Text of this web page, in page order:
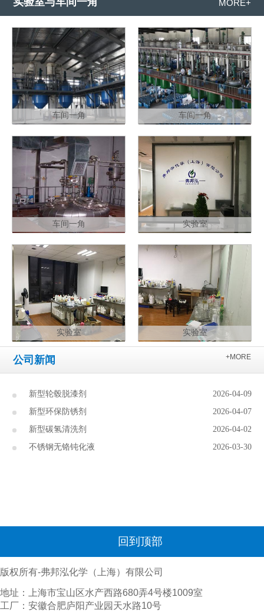
MORE+
车间一角 车间一角
车间一角 实验室
实验室 实验室
+MORE
公司新闻
2026-04-09
新型轮毂脱漆剂
2026-04-07
新型环保防锈剂
2026-04-02
新型碳氢清洗剂
2026-03-30
不锈钢无铬钝化液
回到顶部
版权所有-弗邦泓化学（上海）有限公司
地址：上海市宝山区水产西路680弄4号楼1009室
工厂：安徽合肥庐阳产业园天水路10号